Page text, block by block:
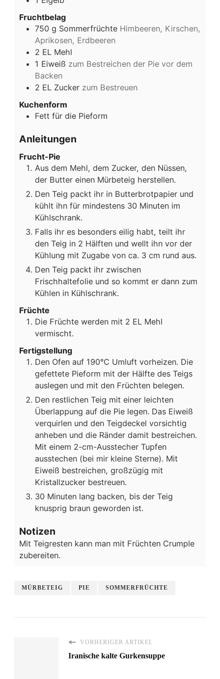
Fruchtbelag
750 g Sommerfrüchte Himbeeren, Kirschen,
Aprikosen, Erdbeeren
2 EL Mehl
1 Eiweiß zum Bestreichen der Pie vor dem
Backen
2 EL Zucker zum Bestreuen
Kuchenform
Fett für die Pieform
Anleitungen
Frucht-Pie
Aus dem Mehl, dem Zucker, den Nüssen,
der Butter einen Mürbeteig herstellen.
Den Teig packt ihr in Butterbrotpapier und
kühlt ihn für mindestens 30 Minuten im
Kühlschrank.
Falls ihr es besonders eilig habt, teilt ihr
den Teig in 2 Hälften und wellt ihn vor der
Kühlung mit Zugabe von ca. 3 cm rund aus.
Den Teig packt ihr zwischen
Frischhaltefolie und so kommt er dann zum
Kühlen in Kühlschrank.
Früchte
Die Früchte werden mit 2 EL Mehl
vermischt.
Fertigstellung
Den Ofen auf 190°C Umluft vorheizen. Die
gefettete Pieform mit der Hälfte des Teigs
auslegen und mit den Früchten belegen.
Den restlichen Teig mit einer leichten
Überlappung auf die Pie legen. Das Eiweiß
verquirlen und den Teigdeckel vorsichtig
anheben und die Ränder damit bestreichen.
Mit einem 2-cm-Ausstecher Tupfen
ausstechen (bei mir kleine Sterne). Mit
Eiweiß bestreichen, großzügig mit
Kristallzucker bestreuen.
30 Minuten lang backen, bis der Teig
knusprig braun geworden ist.
Notizen
Mit Teigresten kann man mit Früchten Crumple
zubereiten.
MÜRBETEIG PIE SOMMERFRÜCHTE
VORHERIGER ARTIKEL
Iranische kalte Gurkensuppe